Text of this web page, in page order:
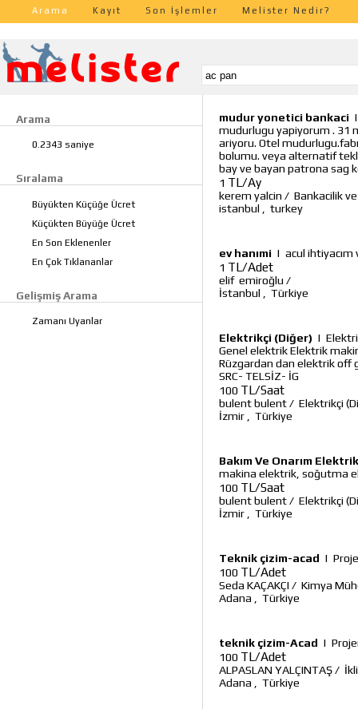
Arama Kayıt Son İşlemler Melister Nedir?
Arama
0.2343 saniye
Sıralama
Büyükten Küçüğe Ücret
Küçükten Büyüğe Ücret
En Son Eklenenler
En Çok Tıklananlar
Gelişmiş Arama
Zamanı Uyanlar
mudur yonetici bankaci
mudurlugu yapiyorum . 31
ariyoru. Otel
bolumu. veya alternatif
bay ve bayan patrona sag
1 TL/Ay
kerem yalcin / Bankacilik
istanbul
turkey
ev hanımi | acul ihtiyacım
1 TL/Adet
elif emiroğlu /
İstanbul
Türkiye
Elektrikçi (Diğer) |
Genel elektrik Elektrik
Rüzgardan dan elektrik off
SRC- TELSİZ- İG
100 TL/Saat
bulent bulent/ Elektrikçi
İzmir
Türkiye
Bakım Ve Onarım
makina elektrik, soğutma
100 TL/Saat
bulent bulent/ Elektrikçi
İzmir
Türkiye
Teknik çizim-acad |
100 TL/Adet
Seda KAÇAKÇI / Kimya
Adana
Türkiye
teknik çizim-Acad |
100 TL/Adet
ALPASLAN YALÇINTAŞ/
Adana
Türkiye